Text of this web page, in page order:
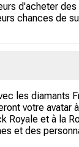
d'acheter
chances de
les diamants
votre
et à la
et des